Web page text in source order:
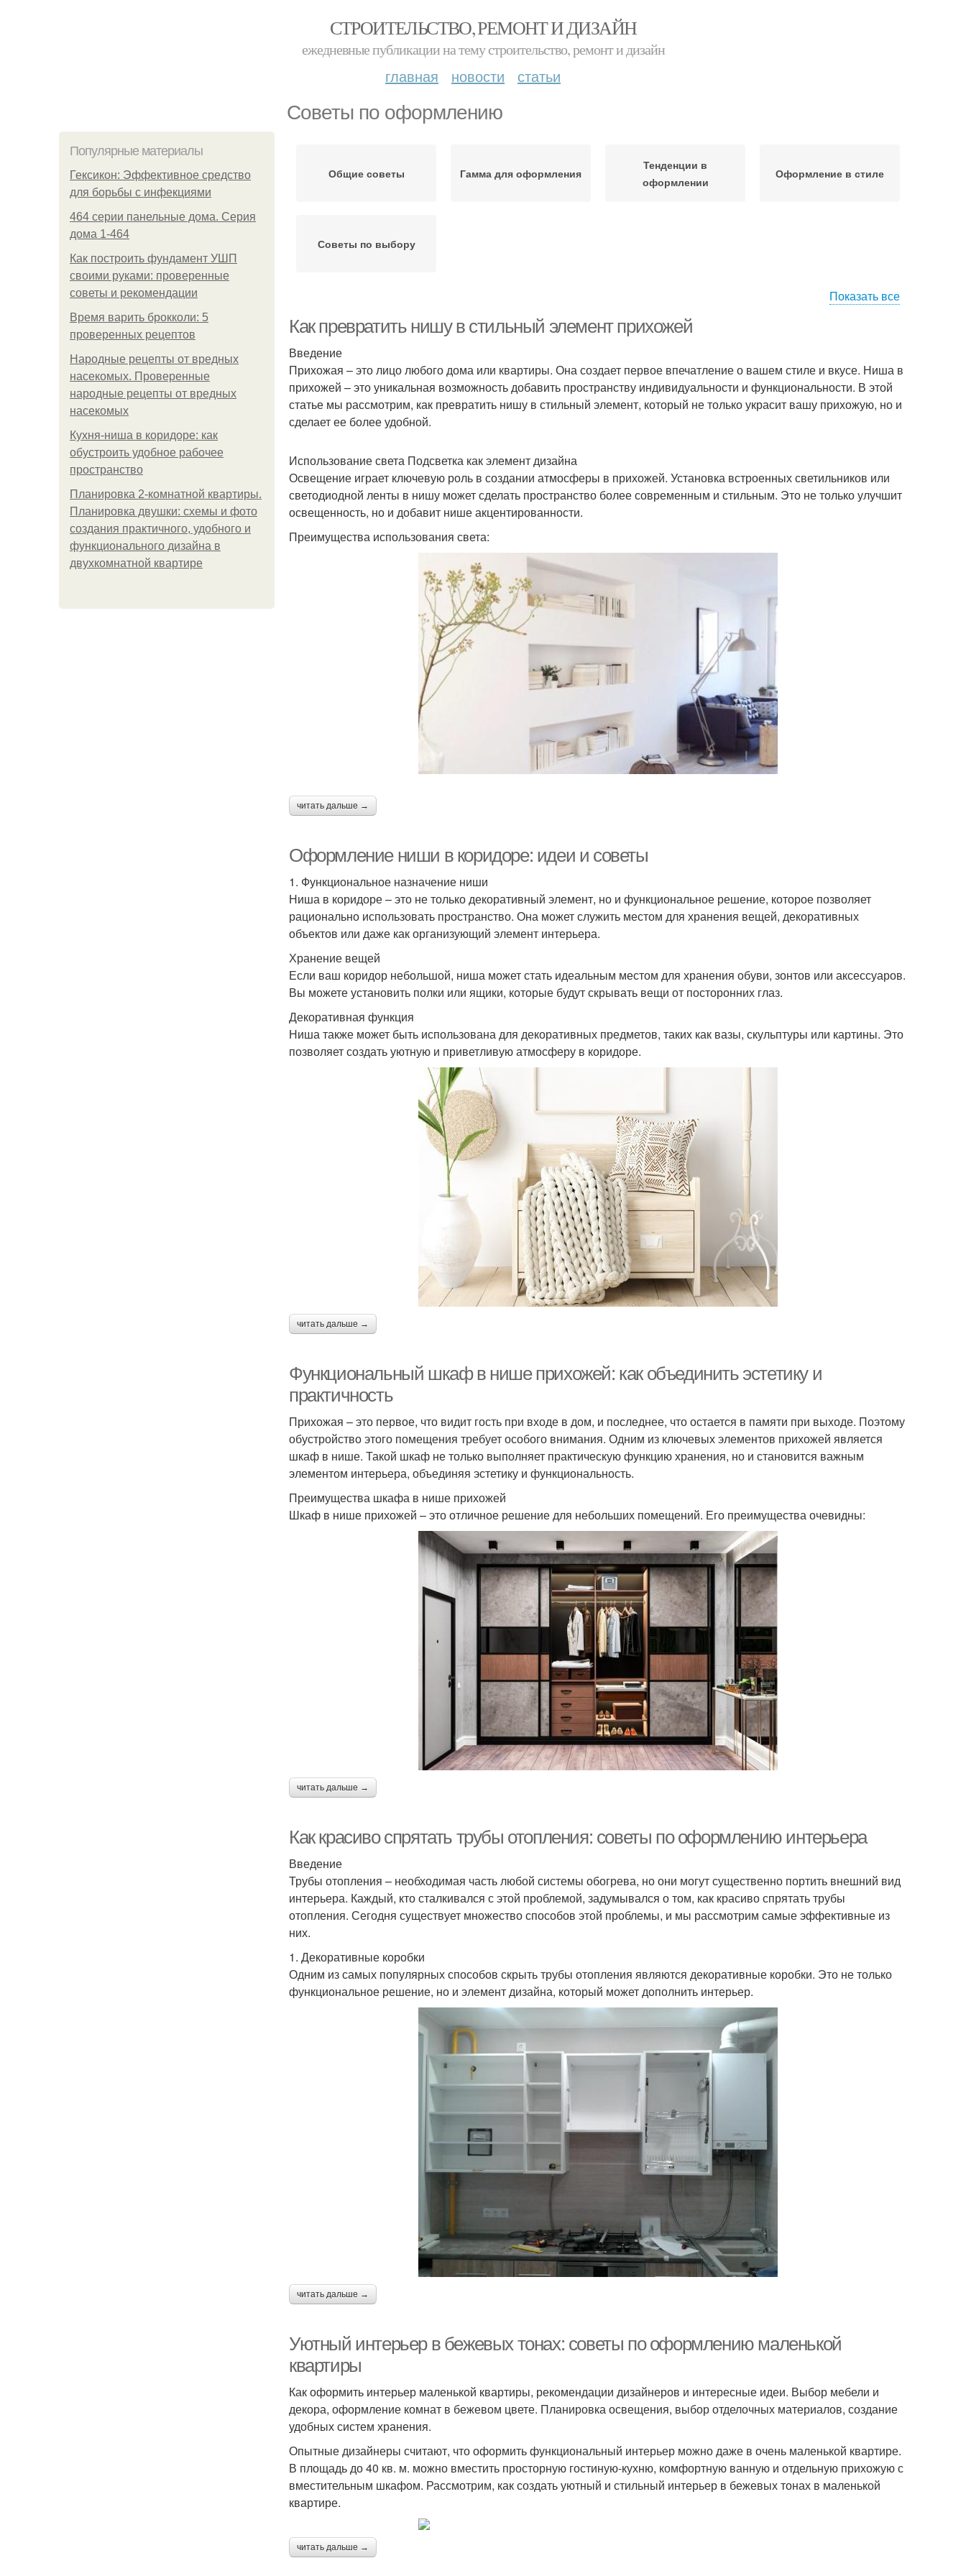
СТРОИТЕЛЬСТВО, РЕМОНТ И ДИЗАЙН
ежедневные публикации на тему строительство, ремонт и дизайн
главная новости статьи
Советы по оформлению
Популярные материалы
Гексикон: Эффективное средство
для борьбы с инфекциями
464 серии панельные дома. Серия
дома 1-464
Как построить фундамент УШП
своими руками: проверенные
советы и рекомендации
Время варить брокколи: 5
проверенных рецептов
Народные рецепты от вредных
насекомых. Проверенные
народные рецепты от вредных
насекомых
Кухня-ниша в коридоре: как
обустроить удобное рабочее
пространство
Планировка 2-комнатной квартиры.
Планировка двушки: схемы и фото
создания практичного, удобного и
функционального дизайна в
двухкомнатной квартире
Общие советы Гамма для оформления
Тенденции в
оформлении
Оформление в стиле
Советы по выбору
Показать все
Как превратить нишу в стильный элемент прихожей
Введение
Прихожая – это лицо любого дома или квартиры. Она создает первое впечатление о вашем стиле и вкусе. Ниша в
прихожей – это уникальная возможность добавить пространству индивидуальности и функциональности. В этой
статье мы рассмотрим, как превратить нишу в стильный элемент, который не только украсит вашу прихожую, но и
сделает ее более удобной.
Использование света Подсветка как элемент дизайна
Освещение играет ключевую роль в создании атмосферы в прихожей. Установка встроенных светильников или
светодиодной ленты в нишу может сделать пространство более современным и стильным. Это не только улучшит
освещенность, но и добавит нише акцентированности.
Преимущества использования света:
читать дальше →
Оформление ниши в коридоре: идеи и советы
1. Функциональное назначение ниши
Ниша в коридоре – это не только декоративный элемент, но и функциональное решение, которое позволяет
рационально использовать пространство. Она может служить местом для хранения вещей, декоративных
объектов или даже как организующий элемент интерьера.
Хранение вещей
Если ваш коридор небольшой, ниша может стать идеальным местом для хранения обуви, зонтов или аксессуаров.
Вы можете установить полки или ящики, которые будут скрывать вещи от посторонних глаз.
Декоративная функция
Ниша также может быть использована для декоративных предметов, таких как вазы, скульптуры или картины. Это
позволяет создать уютную и приветливую атмосферу в коридоре.
читать дальше →
Функциональный шкаф в нише прихожей: как объединить эстетику и
практичность
Прихожая – это первое, что видит гость при входе в дом, и последнее, что остается в памяти при выходе. Поэтому
обустройство этого помещения требует особого внимания. Одним из ключевых элементов прихожей является
шкаф в нише. Такой шкаф не только выполняет практическую функцию хранения, но и становится важным
элементом интерьера, объединяя эстетику и функциональность.
Преимущества шкафа в нише прихожей
Шкаф в нише прихожей – это отличное решение для небольших помещений. Его преимущества очевидны:
читать дальше →
Как красиво спрятать трубы отопления: советы по оформлению интерьера
Введение
Трубы отопления – необходимая часть любой системы обогрева, но они могут существенно портить внешний вид
интерьера. Каждый, кто сталкивался с этой проблемой, задумывался о том, как красиво спрятать трубы
отопления. Сегодня существует множество способов этой проблемы, и мы рассмотрим самые эффективные из
них.
1. Декоративные коробки
Одним из самых популярных способов скрыть трубы отопления являются декоративные коробки. Это не только
функциональное решение, но и элемент дизайна, который может дополнить интерьер.
читать дальше →
Уютный интерьер в бежевых тонах: советы по оформлению маленькой
квартиры
Как оформить интерьер маленькой квартиры, рекомендации дизайнеров и интересные идеи. Выбор мебели и
декора, оформление комнат в бежевом цвете. Планировка освещения, выбор отделочных материалов, создание
удобных систем хранения.
Опытные дизайнеры считают, что оформить функциональный интерьер можно даже в очень маленькой квартире.
В площадь до 40 кв. м. можно вместить просторную гостиную-кухню, комфортную ванную и отдельную прихожую с
вместительным шкафом. Рассмотрим, как создать уютный и стильный интерьер в бежевых тонах в маленькой
квартире.
читать дальше →